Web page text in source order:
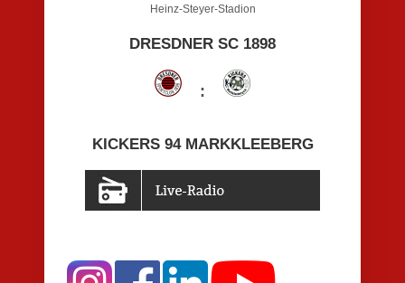
Heinz-Steyer-Stadion
DRESDNER SC 1898
:
KICKERS 94 MARKKLEEBERG